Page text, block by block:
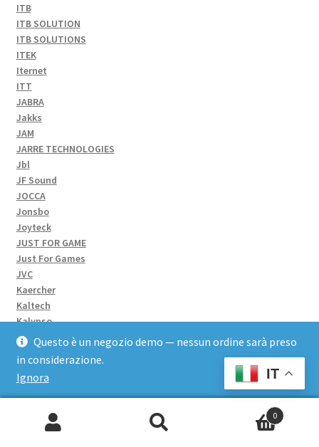
Questo è un negozio demo — nessun ordine sarà preso
in considerazione.
Ignora
ITB
ITB SOLUTION
ITB SOLUTIONS
ITEK
Iternet
ITT
JABRA
Jakks
JAM
JARRE TECHNOLOGIES
Jbl
JF Sound
JOCCA
Jonsbo
Joyteck
JUST FOR GAME
Just For Games
JVC
Kaercher
Kaltech
Kalypso
Kangaro
KASPERSKY
KASPERSKY LAB
KENSINGTON
Kenwood
KING MEC
0
IT